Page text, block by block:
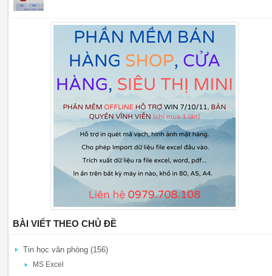
BÀI VIẾT THEO CHỦ ĐỀ
Tin học văn phòng (156)
MS Excel